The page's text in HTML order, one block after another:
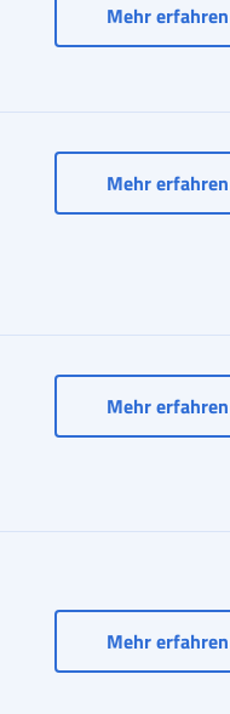
Mehr erfahren
von Anträgen,
Mehr erfahren
von ADI
Mehr erfahren
Dienste
Mehr erfahren